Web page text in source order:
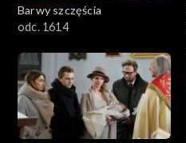
Barwy szczęścia
odc. 1614